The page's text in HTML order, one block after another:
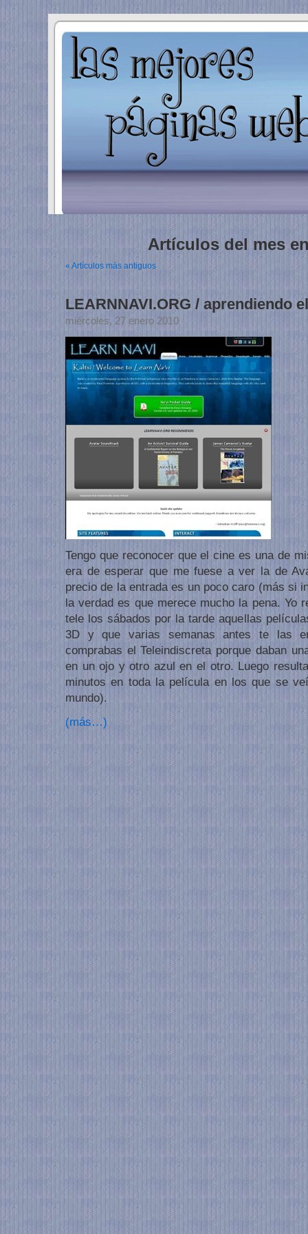
Artículos del mes
« Artículos más antiguos
LEARNNAVI.ORG / aprendiendo
miércoles, 27 enero 2010
Tengo que reconocer que el cine es una de
era de esperar que me fuese a ver la de
precio de la entrada es un poco caro (más si
la verdad es que merece mucho la pena. Yo
tele los sábados por la tarde aquellas
3D y que varias semanas antes te las
comprabas el Teleindiscreta porque daban
en un ojo y otro azul en el otro. Luego
minutos en toda la película en los que se
mundo).
(más…)